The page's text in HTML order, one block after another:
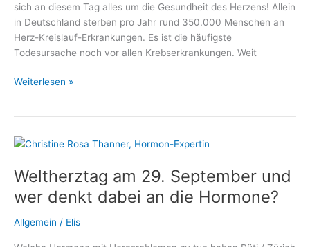
sich an diesem Tag alles um die Gesundheit des Herzens! Allein
in Deutschland sterben pro Jahr rund 350.000 Menschen an
Herz-Kreislauf-Erkrankungen. Es ist die häufigste
Todesursache noch vor allen Krebserkrankungen. Weit
Weltherztag:
retten!
Weiterlesen »
Weltherztag am 29. September und
wer denkt dabei an die Hormone?
Allgemein / Elis